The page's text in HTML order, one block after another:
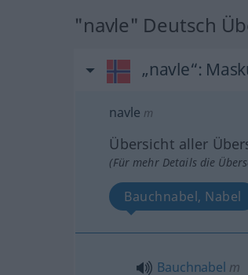
"navle" Deutsch
„navle“:
navle m
Übersicht aller
(Für mehr Details die
Bauchnabel, Nabel
Bauchnabel m